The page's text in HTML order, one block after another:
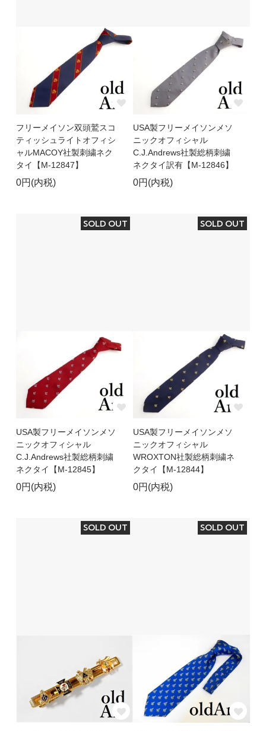
フリーメイソン双頭鷲スコ
ティッシュライトオフィシ
ャルMACOY社製刺繍ネク
タイ【M-12847】
0円(内税)
USA製フリーメイソンメソ
ニックオフィシャル
C.J.Andrews社製総柄刺繍
ネクタイ訳有【M-12846】
0円(内税)
SOLD OUT
USA製フリーメイソンメソ
ニックオフィシャル
C.J.Andrews社製総柄刺繍
ネクタイ【M-12845】
0円(内税)
SOLD OUT
USA製フリーメイソンメソ
ニックオフィシャル
WROXTON社製総柄刺繍ネ
クタイ【M-12844】
0円(内税)
SOLD OUT SOLD OUT